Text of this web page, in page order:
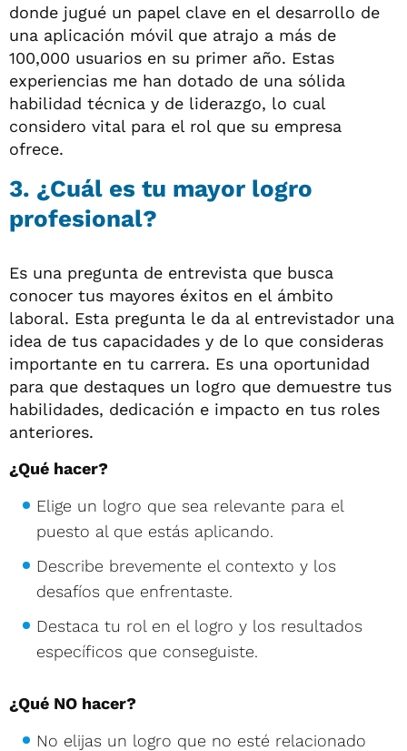
donde jugué un papel clave en el desarrollo de
una aplicación móvil que atrajo a más de
100,000 usuarios en su primer año. Estas
experiencias me han dotado de una sólida
habilidad técnica y de liderazgo, lo cual
considero vital para el rol que su empresa
ofrece.
3. ¿Cuál es tu mayor logro
profesional?
Es una pregunta de entrevista que busca
conocer tus mayores éxitos en el ámbito
laboral. Esta pregunta le da al entrevistador una
idea de tus capacidades y de lo que consideras
importante en tu carrera. Es una oportunidad
para que destaques un logro que demuestre tus
habilidades, dedicación e impacto en tus roles
anteriores.
¿Qué hacer?
Elige un logro que sea relevante para el
puesto al que estás aplicando.
Describe brevemente el contexto y los
desafíos que enfrentaste.
Destaca tu rol en el logro y los resultados
específicos que conseguiste.
¿Qué NO hacer?
No elijas un logro que no esté relacionado